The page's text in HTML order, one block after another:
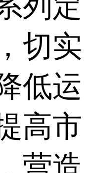
切实
低运
高市
营造